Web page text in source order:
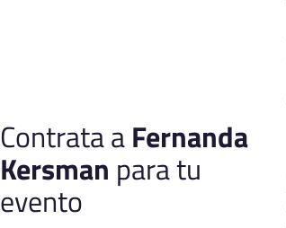
Contrata aFernanda
Kersman para tu
evento